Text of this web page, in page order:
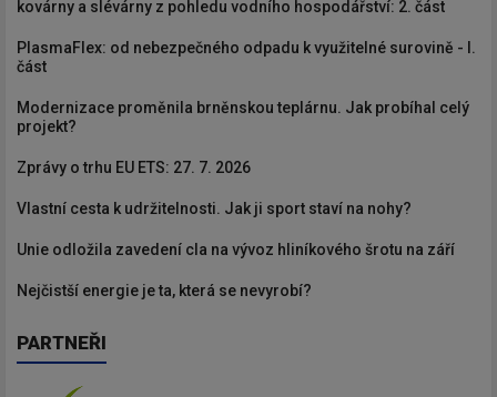
kovárny a slévárny z pohledu vodního hospodářství: 2. část
PlasmaFlex: od nebezpečného odpadu k využitelné surovině - I.
část
Modernizace proměnila brněnskou teplárnu. Jak probíhal celý
projekt?
Zprávy o trhu EU ETS: 27. 7. 2026
Vlastní cesta k udržitelnosti. Jak ji sport staví na nohy?
Unie odložila zavedení cla na vývoz hliníkového šrotu na září
Nejčistší energie je ta, která se nevyrobí?
PARTNEŘI